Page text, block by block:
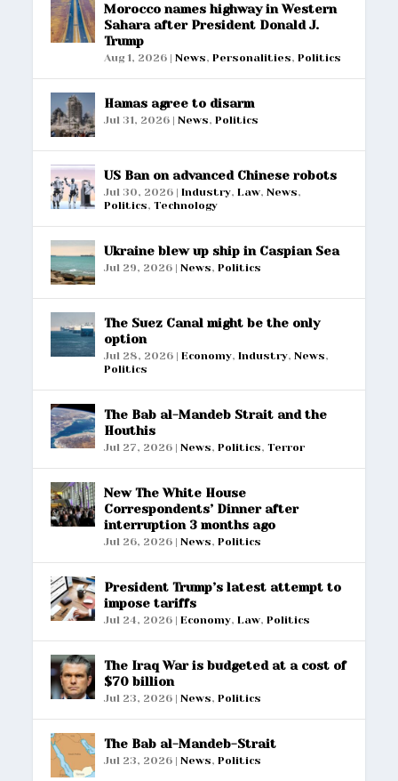
Morocco names highway in Western
Sahara after President Donald J.
Trump
Aug 1, 2026 |News,Personalities,Politics
Hamas agree to disarm
Jul 31, 2026 |News,Politics
US Ban on advanced Chinese robots
Jul 30, 2026 |Industry,Law,News,
Politics,Technology
Ukraine blew up ship in Caspian Sea
Jul 29, 2026 |News,Politics
The Suez Canal might be the only
option
Jul 28, 2026 |Economy,Industry,News,
Politics
The Bab al-Mandeb Strait and the
Houthis
Jul 27, 2026 |News,Politics,Terror
New The White House
Correspondents’ Dinner after
interruption 3 months ago
Jul 26, 2026 |News,Politics
President Trump’s latest attempt to
impose tariffs
Jul 24, 2026 |Economy,Law,Politics
The Iraq War is budgeted at a cost of
$70 billion
Jul 23, 2026 |News,Politics
The Bab al-Mandeb-Strait
Jul 23, 2026 |News,Politics